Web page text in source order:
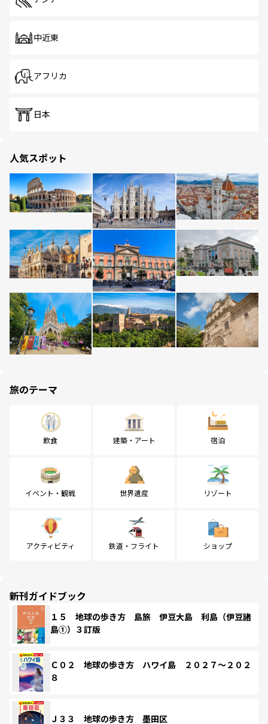
中近東
アフリカ
日本
人気スポット
旅のテーマ
飲食 建築・アート 宿泊
イベント・観戦 世界遺産 リゾート
アクティビティ 鉄道・フライト ショップ
新刊ガイドブック
１５ 地球の歩き方 島旅 伊豆大島 利島（伊豆諸
島①）３訂版
Ｃ０２ 地球の歩き方 ハワイ島 ２０２７～２０２
８
Ｊ３３ 地球の歩き方 墨田区